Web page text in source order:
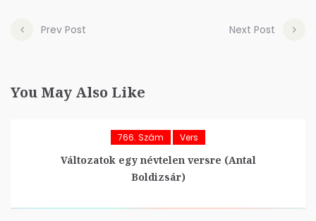
Prev Post Next Post
You May Also Like
766. Szám Vers
Változatok egy névtelen versre (Antal
Boldizsár)